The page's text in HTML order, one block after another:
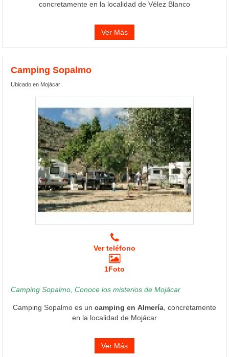
concretamente en la localidad de Vélez Blanco
Ver Más
Camping Sopalmo
Ubicado en Mojácar
Ver teléfono
1Foto
Camping Sopalmo, Conoce los misterios de Mojácar
Camping Sopalmo es un camping en Almería , concretamente
en la localidad de Mojácar
Ver Más